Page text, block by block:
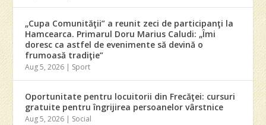
„Cupa Comunităţii” a reunit zeci de participanţi la
Hamcearca. Primarul Doru Marius Caludi: „Îmi
doresc ca astfel de evenimente să devină o
frumoasă tradiţie”
Aug 5, 2026 | Sport
Oportunitate pentru locuitorii din Frecăţei: cursuri
gratuite pentru îngrijirea persoanelor vârstnice
Aug 5, 2026 | Social